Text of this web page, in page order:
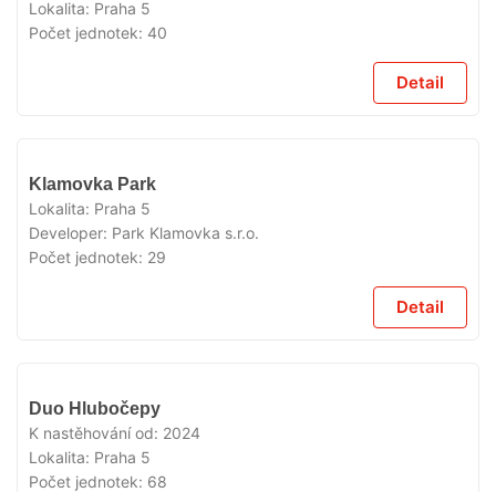
Lokalita: Praha 5
Počet jednotek: 40
Detail
Klamovka Park
Lokalita: Praha 5
Developer: Park Klamovka s.r.o.
Počet jednotek: 29
Detail
Duo Hlubočepy
K nastěhování od: 2024
Lokalita: Praha 5
Počet jednotek: 68